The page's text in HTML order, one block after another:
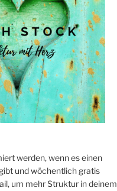
werden, wenn es einen
und wöchentlich gratis
um mehr Struktur in deinem